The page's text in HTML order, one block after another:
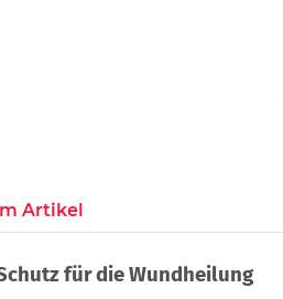
Artikel
für die Wundheilung